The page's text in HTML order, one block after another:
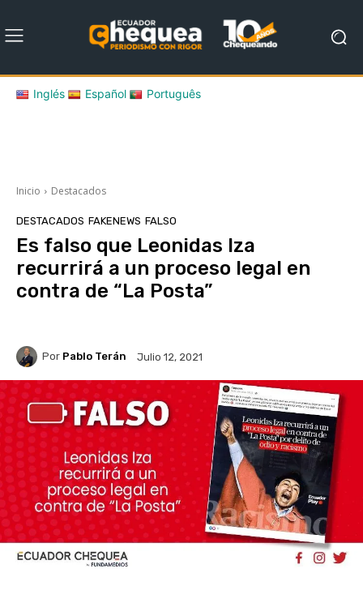
Inglés Español Português
Inicio Destacados
DESTACADOS FAKENEWS FALSO
Es falso que Leonidas Iza
recurrirá a un proceso legal en
contra de “La Posta”
Por Pablo Terán Julio 12, 2021